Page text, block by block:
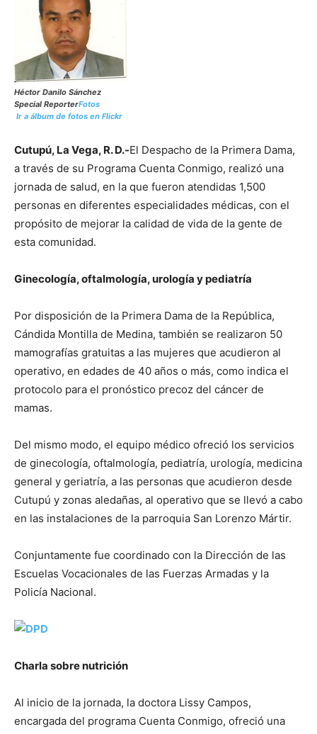
Héctor Danilo Sánchez
Special ReporterFotos
Ir a álbum de fotos en Flickr
Cutupú, La Vega, R. D.-El Despacho de la Primera Dama,
a través de su Programa Cuenta Conmigo, realizó una
jornada de salud, en la que fueron atendidas 1,500
personas en diferentes especialidades médicas, con el
propósito de mejorar la calidad de vida de la gente de
esta comunidad.
Ginecología, oftalmología, urología y pediatría
Por disposición de la Primera Dama de la República,
Cándida Montilla de Medina, también se realizaron 50
mamografías gratuitas a las mujeres que acudieron al
operativo, en edades de 40 años o más, como indica el
protocolo para el pronóstico precoz del cáncer de
mamas.
Del mismo modo, el equipo médico ofreció los servicios
de ginecología, oftalmología, pediatría, urología, medicina
general y geriatría, a las personas que acudieron desde
Cutupú y zonas aledañas, al operativo que se llevó a cabo
en las instalaciones de la parroquia San Lorenzo Mártir.
Conjuntamente fue coordinado con la Dirección de las
Escuelas Vocacionales de las Fuerzas Armadas y la
Policía Nacional.
Charla sobre nutrición
Al inicio de la jornada, la doctora Lissy Campos,
encargada del programa Cuenta Conmigo, ofreció una